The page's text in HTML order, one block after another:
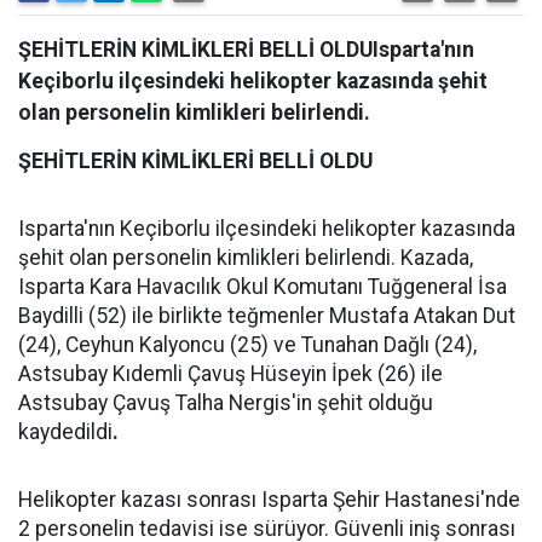
ŞEHİTLERİN KİMLİKLERİ BELLİ OLDUIsparta'nın
Keçiborlu ilçesindeki helikopter kazasında şehit
olan personelin kimlikleri belirlendi.
ŞEHİTLERİN KİMLİKLERİ BELLİ OLDU
Isparta'nın Keçiborlu ilçesindeki helikopter kazasında
şehit olan personelin kimlikleri belirlendi. Kazada,
Isparta Kara Havacılık Okul Komutanı Tuğgeneral İsa
Baydilli (52) ile birlikte teğmenler Mustafa Atakan Dut
(24), Ceyhun Kalyoncu (25) ve Tunahan Dağlı (24),
Astsubay Kıdemli Çavuş Hüseyin İpek (26) ile
Astsubay Çavuş Talha Nergis'in şehit olduğu
kaydedildi.
Helikopter kazası sonrası Isparta Şehir Hastanesi'nde
2 personelin tedavisi ise sürüyor. Güvenli iniş sonrası